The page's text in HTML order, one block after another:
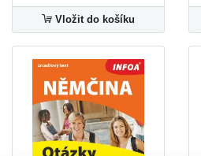
Vložit do košíku